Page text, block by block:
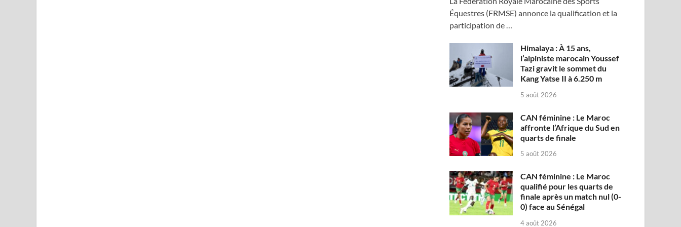
Équestres (FRMSE) annonce la qualification et la
participation de …
Himalaya : À 15 ans,
l’alpiniste marocain Youssef
Tazi gravit le sommet du
Kang Yatse II à 6.250 m
5 août 2026
CAN féminine : Le Maroc
affronte l’Afrique du Sud en
quarts de finale
5 août 2026
CAN féminine : Le Maroc
qualifié pour les quarts de
finale après un match nul (0-
0) face au Sénégal
4 août 2026